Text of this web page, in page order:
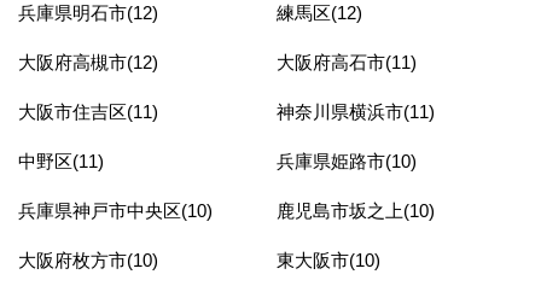
兵庫県明石市(12) 練馬区(12)
大阪府高槻市(12) 大阪府高石市(11)
大阪市住吉区(11) 神奈川県横浜市(11)
中野区(11) 兵庫県姫路市(10)
兵庫県神戸市中央区(10) 鹿児島市坂之上(10)
大阪府枚方市(10) 東大阪市(10)